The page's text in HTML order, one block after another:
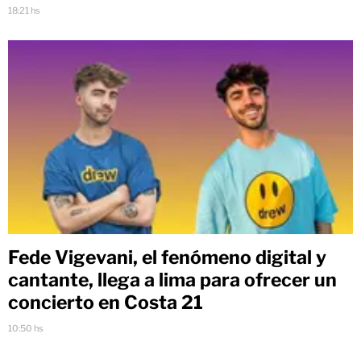
18:21 hs
Fede Vigevani, el fenómeno digital y
cantante, llega a lima para ofrecer un
concierto en Costa 21
10:50 hs